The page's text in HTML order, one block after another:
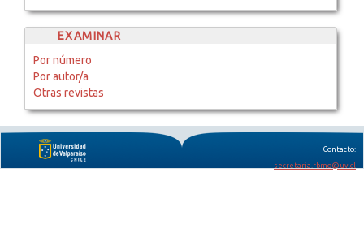
EXAMINAR
Por número
Por autor/a
Otras revistas
Contacto:
secretaria.rbmo@uv.cl